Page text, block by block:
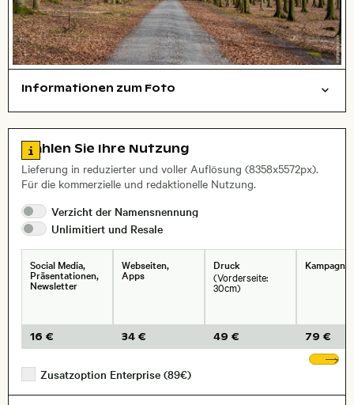
Informationen zum Foto
, Objektiv
Zu den Lizenzinformationen springen
Wählen Sie Ihre Nutzung
Lieferung in reduzierter und voller Auflösung (8358x5572px).
Für die kommerzielle und redaktionelle Nutzung.
Verzicht der Namensnennung
Unlimitiert und Resale
Social Media,
Präsentationen,
Newsletter
16 €
Webseiten,
Apps
34 €
Druck
(Vorderseite:
30cm)
49 € 79 €
Zusatzoption Enterprise (89€)